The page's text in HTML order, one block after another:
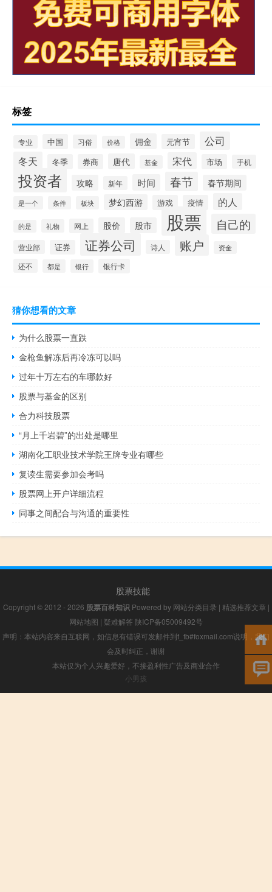
标签
专业 中国 习俗 价格 佣金 元宵节
公司
冬天
冬季 券商 唐代 基金 宋代 市场 手机
投资者 攻略 新年 时间 春节 春节期间
是一个 条件 板块 梦幻西游 游戏 疫情 的人
的是 礼物 网上 股价 股市 股票 自己的
营业部 证券 证券公司 诗人 账户 资金
还不 都是 银行 银行卡
猜你想看的文章
为什么股票一直跌
金枪鱼解冻后再冷冻可以吗
过年十万左右的车哪款好
股票与基金的区别
合力科技股票
“月上千岩碧”的出处是哪里
湖南化工职业技术学院王牌专业有哪些
复读生需要参加会考吗
股票网上开户详细流程
同事之间配合与沟通的重要性
股票技能
Copyright © 2012 - 2026 股票百科知识 Powered by 网站分类目录 | 精选推荐文章 |
网站地图 | 疑难解答 陕ICP备05009492号
声明：本站内容来自互联网，如信息有错误可发邮件到f_fb#foxmail.com说明，我们
会及时纠正，谢谢
本站仅为个人兴趣爱好，不接盈利性广告及商业合作
小男孩